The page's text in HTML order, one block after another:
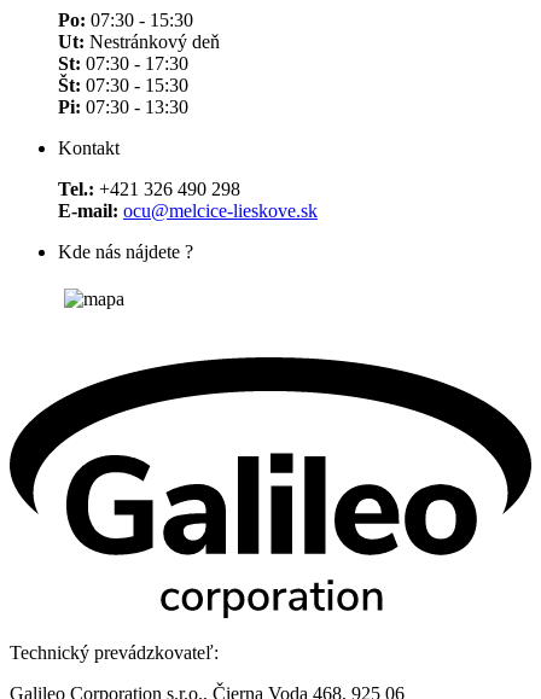
Po: 07:30 - 15:30
Ut: Nestránkový deň
St: 07:30 - 17:30
Št: 07:30 - 15:30
Pi: 07:30 - 13:30
Kontakt
Tel.: +421 326 490 298
E-mail: ocu@melcice-lieskove.sk
Kde nás nájdete ?
Technický prevádzkovateľ:
Galileo Corporation s.r.o., Čierna Voda 468, 925 06